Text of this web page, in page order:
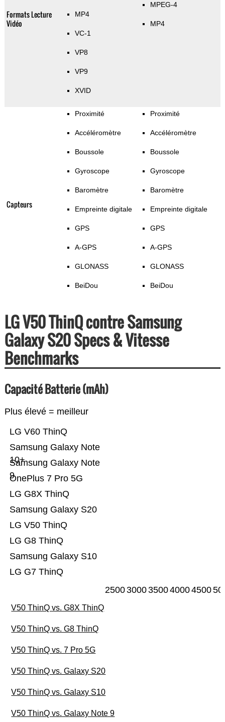
Formats Lecture
Vidéo
MP4
VC-1
VP8
VP9
XVID
MPEG-4
MP4
Capteurs
Proximité
Accéléromètre
Boussole
Gyroscope
Baromètre
Empreinte digitale
GPS
A-GPS
GLONASS
BeiDou
Proximité
Accéléromètre
Boussole
Gyroscope
Baromètre
Empreinte digitale
GPS
A-GPS
GLONASS
BeiDou
LG V50 ThinQ contre Samsung
Galaxy S20 Specs & Vitesse
Benchmarks
Capacité Batterie (mAh)
Plus élevé = meilleur
LG G7 ThinQ
Samsung Galaxy S10
LG G8 ThinQ
LG V50 ThinQ
Samsung Galaxy S20
LG G8X ThinQ
OnePlus 7 Pro 5G
Samsung Galaxy Note
9
Samsung Galaxy Note
10+
LG V60 ThinQ
25003000350040004500
V50 ThinQ vs. G8X ThinQ
V50 ThinQ vs. G8 ThinQ
V50 ThinQ vs. 7 Pro 5G
V50 ThinQ vs. Galaxy S20
V50 ThinQ vs. Galaxy S10
V50 ThinQ vs. Galaxy Note 9